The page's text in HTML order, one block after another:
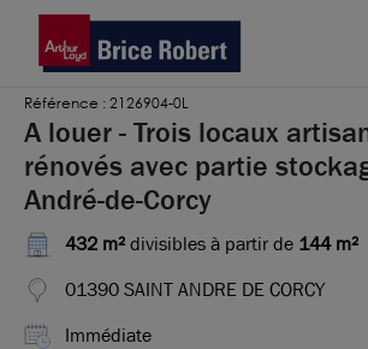
Référence : 2126904-0L
A louer - Trois locaux
rénovés avec partie
André-de-Corcy
432 m²divisibles à partir de 144 m²
01390 SAINT ANDRE DE CORCY
Immédiate